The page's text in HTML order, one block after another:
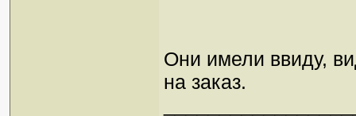
Они имели ввиду,
на заказ.